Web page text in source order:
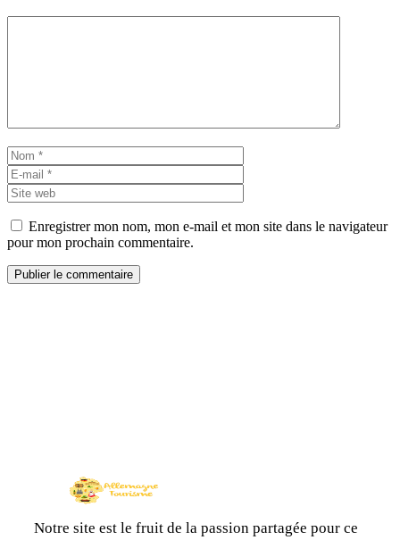
Nom
mail
web
Enregistrer mon nom, mon e-mail et mon site dans le navigateur
pour mon prochain commentaire.
Notre site est le fruit de la passion partagée pour ce